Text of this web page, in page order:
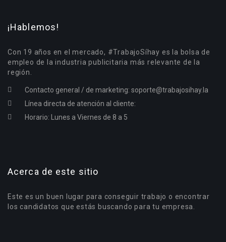
¡Hablemos!
Con 19 años en el mercado, #TrabajoSíhay es la bolsa de
empleo de la industria publicitaria más relevante de la
región.
Contacto general / de marketing: soporte@trabajosihay.la
Línea directa de atención al cliente:
Horario: Lunes a Viernes de 8 a 5
Acerca de este sitio
Este es un buen lugar para conseguir trabajo o encontrar
los candidatos que estás buscando para tu empresa.